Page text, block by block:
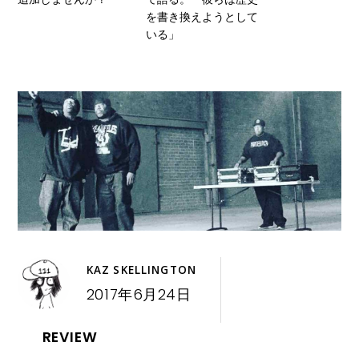
を書き換えようとして
いる」
KAZ SKELLINGTON
2017年6月24日
REVIEW